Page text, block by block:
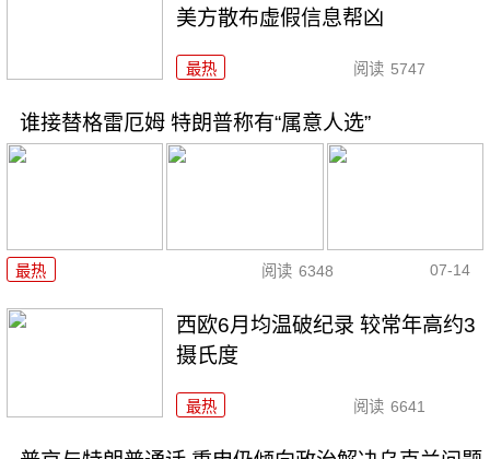
美方散布虚假信息帮凶
最热 阅读 5747
谁接替格雷厄姆 特朗普称有“属意人选”
最热 阅读 6348 07-14
西欧6月均温破纪录 较常年高约3
摄氏度
最热 阅读 6641